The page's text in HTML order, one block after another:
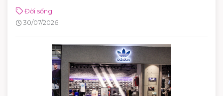
Đời sống
30/07/2026